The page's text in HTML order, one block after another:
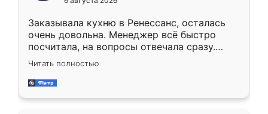
мебели буду заказывать только здесь.
Заказывала кухню в Ренессанс, осталась
очень довольна. Менеджер всё быстро
посчитала, на вопросы отвечала сразу.
Замерщик приехал в субботу, подошёл к
делу со всей ответственностью. Собрали
за день, ребята работали аккуратно, даже
Читать полностью